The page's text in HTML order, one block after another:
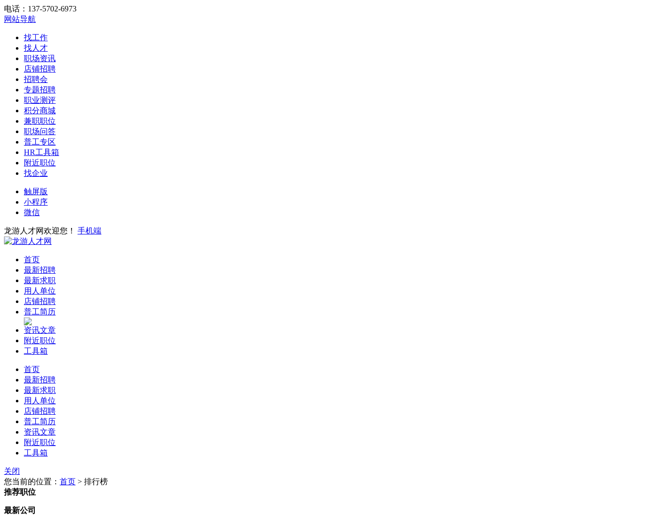
电话：137-5702-6973
网站导航
找工作
找人才
职场资讯
店铺招聘
招聘会
专题招聘
职业测评
积分商城
兼职职位
职场问答
普工专区
HR工具箱
附近职位
找企业
触屏版
小程序
微信
龙游人才网欢迎您！ 手机端
首页
最新招聘
最新求职
用人单位
店铺招聘
普工简历
资讯文章
附近职位
工具箱
首页
最新招聘
最新求职
用人单位
店铺招聘
普工简历
资讯文章
附近职位
工具箱
关闭
您当前的位置： 首页 > 排行榜
推荐职位
最新公司